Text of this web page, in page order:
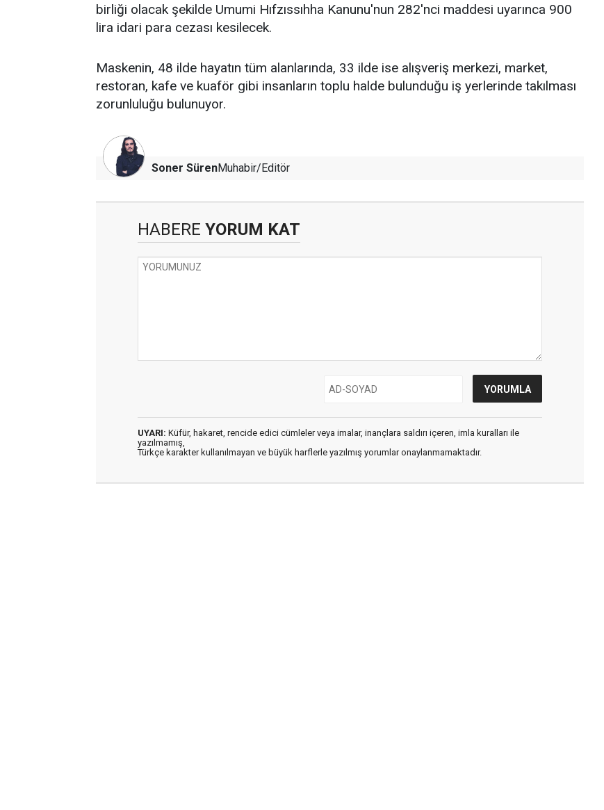
birliği olacak şekilde Umumi Hıfzıssıhha Kanunu'nun 282'nci maddesi uyarınca 900
lira idari para cezası kesilecek.
Maskenin, 48 ilde hayatın tüm alanlarında, 33 ilde ise alışveriş merkezi, market,
restoran, kafe ve kuaför gibi insanların toplu halde bulunduğu iş yerlerinde takılması
zorunluluğu bulunuyor.
Soner SürenMuhabir/Editör
HABERE YORUM KAT
UYARI: Küfür, hakaret, rencide edici cümleler veya imalar, inançlara saldırı içeren, imla kuralları ile
yazılmamış,
Türkçe karakter kullanılmayan ve büyük harflerle yazılmış yorumlar onaylanmamaktadır.